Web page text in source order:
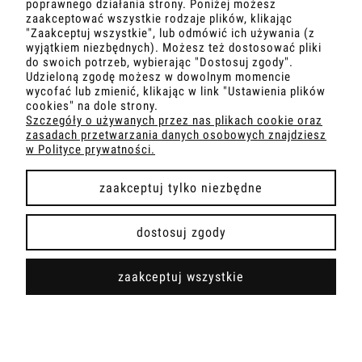
MOJE KONTO
O NAS
OBSŁUGA KLIENTA
internetowe-2024
poprawnego działania strony. Poniżej możesz
zaakceptować wszystkie rodzaje plików, klikając
"Zaakceptuj wszystkie", lub odmówić ich używania (z
wyjątkiem niezbędnych). Możesz też dostosować pliki
do swoich potrzeb, wybierając "Dostosuj zgody".
Udzieloną zgodę możesz w dowolnym momencie
wycofać lub zmienić, klikając w link "Ustawienia plików
cookies" na dole strony.
Szczegóły o używanych przez nas plikach cookie oraz
zasadach przetwarzania danych osobowych znajdziesz
w Polityce prywatności.
zaakceptuj tylko niezbędne
dostosuj zgody
zaakceptuj wszystkie